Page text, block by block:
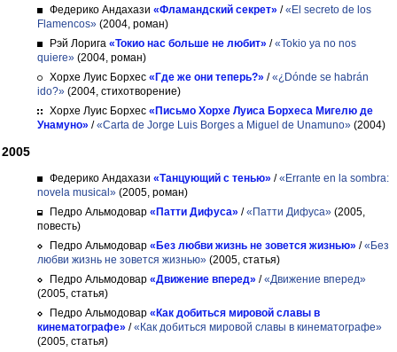
Федерико Андахази «Фламандский секрет» /«El secreto de los
Flamencos» (2004, роман)
Рэй Лорига «Токио нас больше не любит» /«Tokio ya no nos
quiere» (2004, роман)
Хорхе Луис Борхес «Где же они теперь?» /«¿Dónde se habrán
ido?» (2004, стихотворение)
Хорхе Луис Борхес «Письмо Хорхе Луиса Борхеса Мигелю де
Унамуно» /«Carta de Jorge Luis Borges a Miguel de Unamuno» (2004)
2005
Федерико Андахази «Танцующий с тенью» /«Errante en la sombra:
novela musical» (2005, роман)
Педро Альмодовар «Патти Дифуса» /«Патти Дифуса» (2005,
повесть)
Педро Альмодовар «Без любви жизнь не зовется жизнью» /«Без
любви жизнь не зовется жизнью» (2005, статья)
Педро Альмодовар «Движение вперед» /«Движение вперед»
(2005, статья)
Педро Альмодовар «Как добиться мировой славы в
кинематографе» /«Как добиться мировой славы в кинематографе»
(2005, статья)